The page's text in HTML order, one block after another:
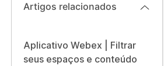
Artigos relacionados
Aplicativo Webex | Filtrar
seus espaços e conteúdo